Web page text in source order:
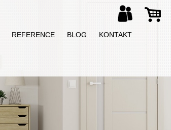
REFERENCE BLOG KONTAKT